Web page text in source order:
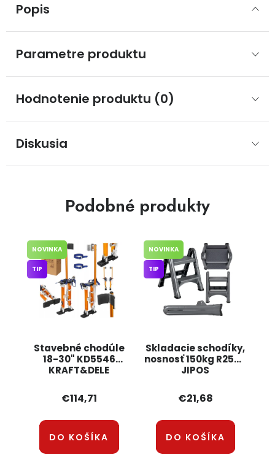
Popis
Parametre produktu
Hodnotenie produktu (0)
Diskusia
Podobné produkty
Stavebné chodúle
18-30" KD5546
KRAFT&DELE
NOVINKA
TIP
€114,71
DO KOŠÍKA
Skladacie schodíky,
nosnosť 150kg R2540
JIPOS
NOVINKA
TIP
€21,68
DO KOŠÍKA